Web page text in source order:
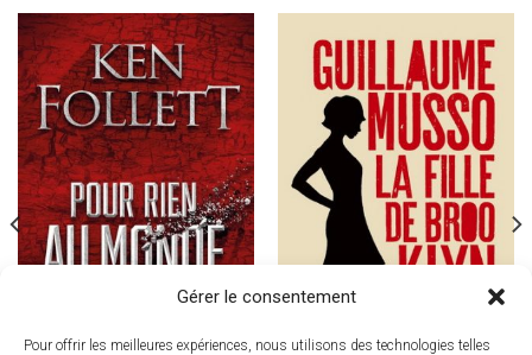
Gérer le consentement
Pour offrir les meilleures expériences, nous utilisons des technologies telles